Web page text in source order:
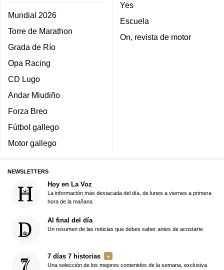
Mundial 2026
Torre de Marathon
Grada de Río
Opa Racing
CD Lugo
Andar Miudiño
Forza Breo
Fútbol gallego
Motor gallego
Yes
Escuela
On, revista de motor
NEWSLETTERS
Hoy en La Voz
La información más destacada del día, de lunes a viernes a primera
hora de la mañana
Al final del día
Un resumen de las noticias que debes saber antes de acostarte
7 días 7 historias
Una selección de los mejores contenidos de la semana, exclusiva